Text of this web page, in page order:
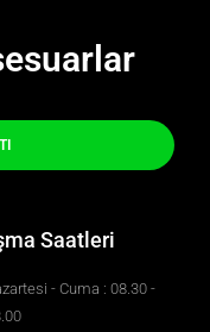
Saatleri
- Cuma : 08.30 -